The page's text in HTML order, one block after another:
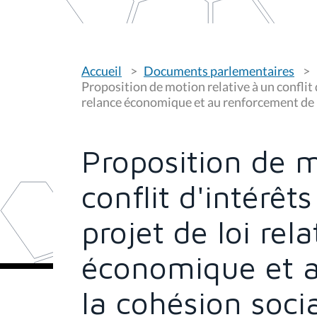
o
u
s
ê
:
Accueil
Documents parlementaires
Proposition de motion relative à un
relance économique et au renforcement
Proposition de
conflit
projet de loi
économique et
la cohésion